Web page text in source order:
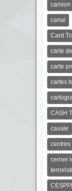
camion
canal
Card
carte
carte
cartes
CASH
cavale
centres
cerner